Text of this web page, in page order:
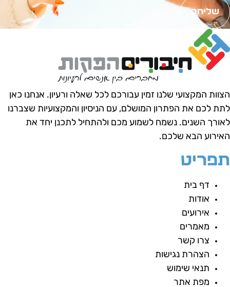
שליחה
המקצועי שלנו זמין עבורכם לכל שאלה ורעיון. אנחנו כאן
לכם את הפתרון המושלם, עם הניסיון והמקצועיות שצברנו
השנים. נשמח לשמוע מכם ולהתחיל לתכנן יחד את
הבא שלכם.
דף בית
אודות
אירועים
מאמרים
צרו קשר
הצהרת נגישות
תנאי שימוש
מפת אתר